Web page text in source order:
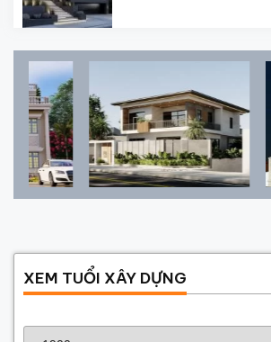
XEM TUỔI XÂY DỰNG